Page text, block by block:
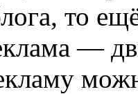
то
—